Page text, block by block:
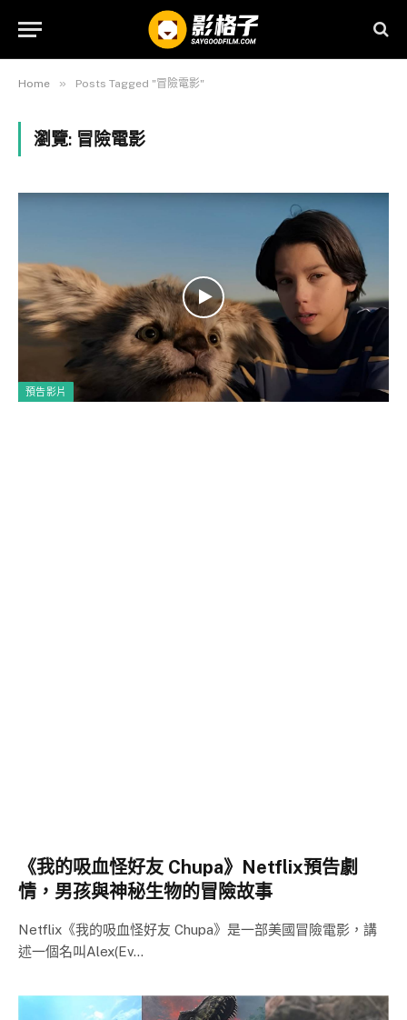
Home » Posts Tagged "冒險電影"
瀏覽: 冒險電影
預告影片
《我的吸血怪好友 Chupa》Netflix預告劇
情，男孩與神秘生物的冒險故事
Netflix《我的吸血怪好友 Chupa》是一部美國冒險電影，講
述一個名叫Alex(Ev…